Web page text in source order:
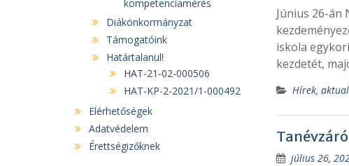
Június 26-án
iskola
kezdetét,
Hírek,
július 26,
kompetenciamérés
Diákönkormányzat
Támogatóink
Határtalanul!
HAT-21-02-000506
HAT-KP-2-2021/1-000492
Elérhetőségek
Adatvédelem
Érettségizőknek